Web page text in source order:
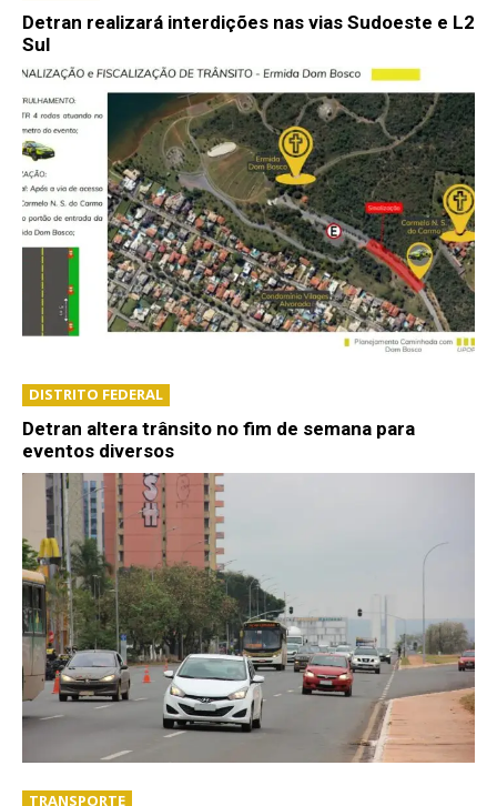
Detran realizará interdições nas vias Sudoeste e L2
Sul
DISTRITO FEDERAL
Detran altera trânsito no fim de semana para
eventos diversos
TRANSPORTE